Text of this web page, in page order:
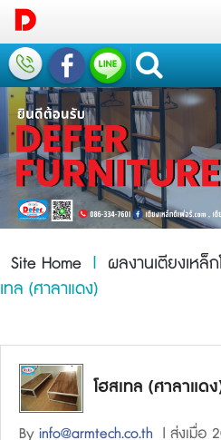
Site Home | ผลงานเตียงเหล็
เทล (ศาลาแดง)
โฮสเทล (ศาลาแด
By info@armtech.co.th | ส่งเมื่อ